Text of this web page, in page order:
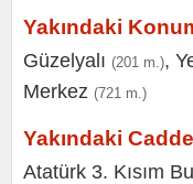
Yakındaki
Güzelyalı (201 m.),
Merkez (721 m.)
Yakındaki
Atatürk 3. Kısım